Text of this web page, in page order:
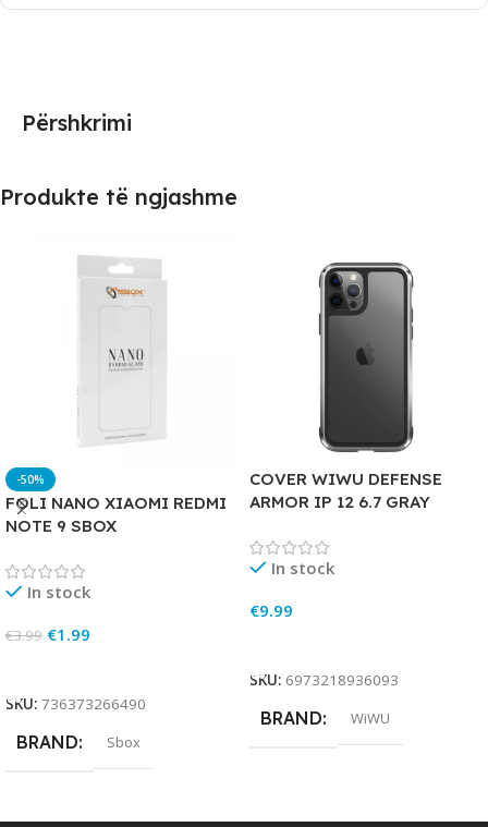
Përshkrimi
Produkte të ngjashme
-50%
FOLI NANO XIAOMI REDMI
NOTE 9 SBOX
In stock
€3.99 €1.99
SKU: 736373266490
BRAND Sbox
COVER WIWU DEFENSE
ARMOR IP 12 6.7 GRAY
In stock
€9.99
SKU: 6973218936093
BRAND WiWU